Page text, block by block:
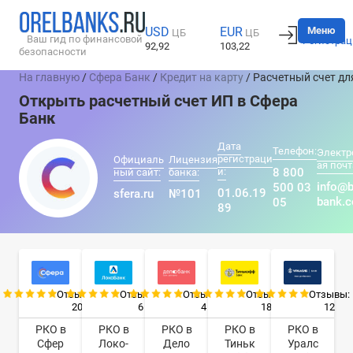
Ваш гид по финансовой
безопасности
USD ЦБ
92,92
EUR ЦБ
103,22
Вход
Меню
На главную / Сфера Банк / Кредит на карту / Расчетный счет
Открыть расчетный счет ИП в Сфера
Банк
Официаль
ный сайт:
sfera.ru
Лицензия
банка:
№101
Дата
регистраци
и:
01.06.19
89
Телефон:
8 800
500 03
05
ая
Отзывы:
20
РКО в
Сфер
Отзывы:
6
РКО в
Локо-
Отзывы:
4
РКО в
Дело
Отзывы:
18
РКО в
Тиньк
Отзывы:
12
РКО в
Уралс